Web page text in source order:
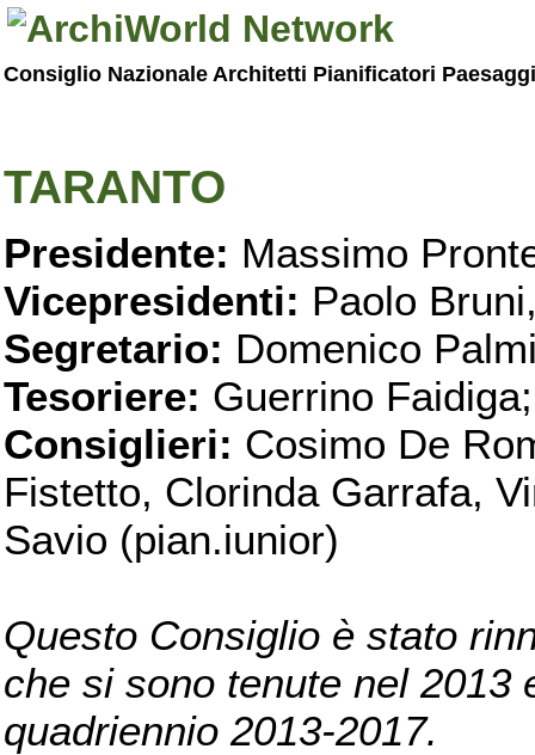
Consiglio Nazionale Architetti Pianificatori
TARANTO
Presidente: Massimo
Vicepresidenti: Paolo
Segretario: Domenico
Tesoriere: Guerrino Faidiga;
Consiglieri: Cosimo De
Fistetto, Clorinda Garrafa,
Savio (pian.iunior)
Questo Consiglio è stato
che si sono tenute nel 2013
quadriennio 2013-2017.